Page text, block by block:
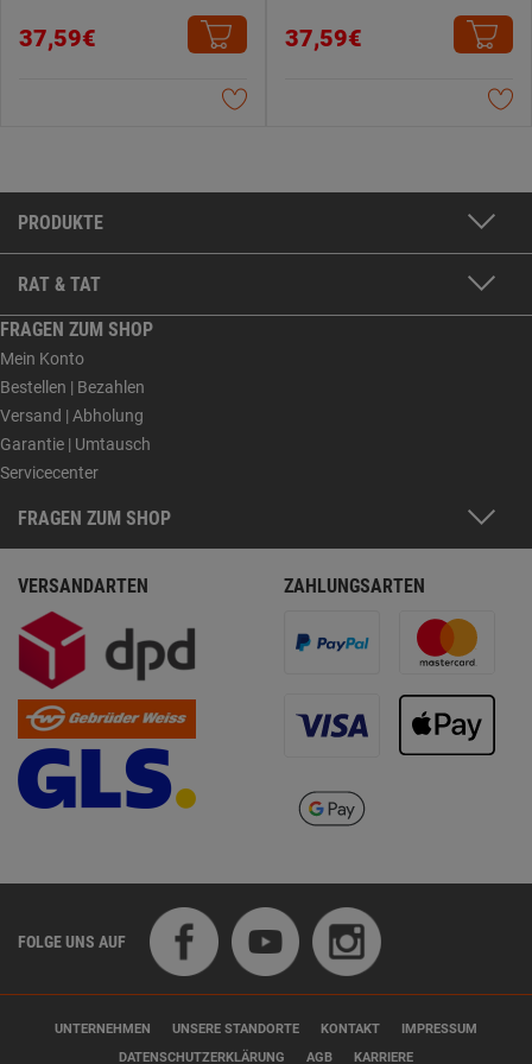
37,59€ 37,59€
PRODUKTE
RAT & TAT
FRAGEN ZUM SHOP
Mein Konto
Bestellen | Bezahlen
Versand | Abholung
Garantie | Umtausch
Servicecenter
FRAGEN ZUM SHOP
VERSANDARTEN ZAHLUNGSARTEN
FOLGE UNS AUF
UNTERNEHMEN UNSERE STANDORTE KONTAKT
IMPRESSUM
DATENSCHUTZERKLÄRUNG
AGB KARRIERE